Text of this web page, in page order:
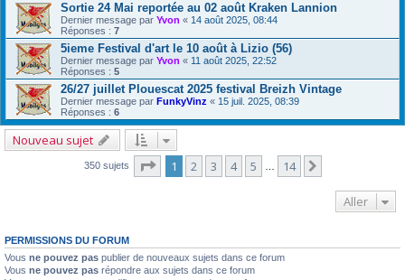
Sortie 24 Mai reportée au 02 août Kraken Lannion
Dernier message par Yvon « 14 août 2025, 08:44
Réponses : 7
5ieme Festival d'art le 10 août à Lizio (56)
Dernier message par Yvon « 11 août 2025, 22:52
Réponses : 5
26/27 juillet Plouescat 2025 festival Breizh Vintage
Dernier message par FunkyVinz « 15 juil. 2025, 08:39
Réponses : 6
Nouveau sujet
350 sujets Page 1sur
1 2 3 4 5 14
Aller
PERMISSIONS DU FORUM
Vous ne pouvez pas publier de nouveaux sujets dans ce forum
Vous ne pouvez pas répondre aux sujets dans ce forum